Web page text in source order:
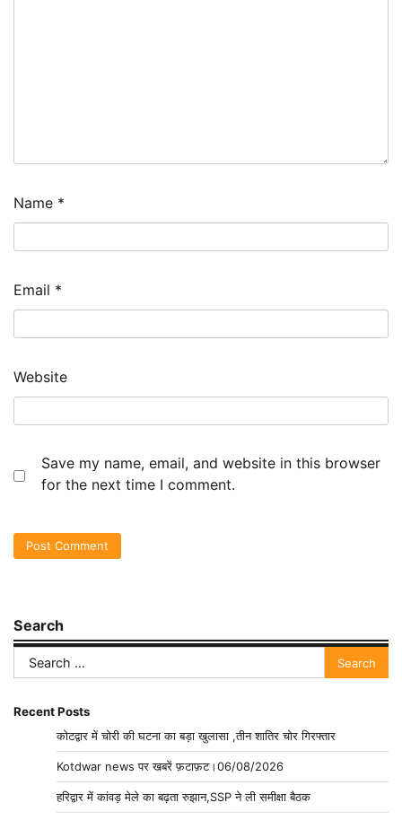
Name *
Email *
Website
Save my name, email, and website in this browser
for the next time I comment.
Search
Search
for:
Recent Posts
कोटद्वार में चोरी की घटना का बड़ा खुलासा ,तीन शातिर चोर गिरफ्तार
Kotdwar news पर खबरें फ़टाफ़ट।06/08/2026
हरिद्वार में कांवड़ मेले का बढ़ता रुझान,SSP ने ली समीक्षा बैठक